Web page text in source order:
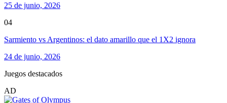
25 de junio, 2026
04
Sarmiento vs Argentinos: el dato amarillo que el 1X2 ignora
24 de junio, 2026
Juegos destacados
AD